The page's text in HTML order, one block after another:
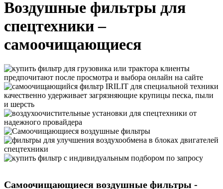
Воздушные фильтры для
спецтехники –
самоочищающиеся
Самоочищающиеся воздушные фильтры -